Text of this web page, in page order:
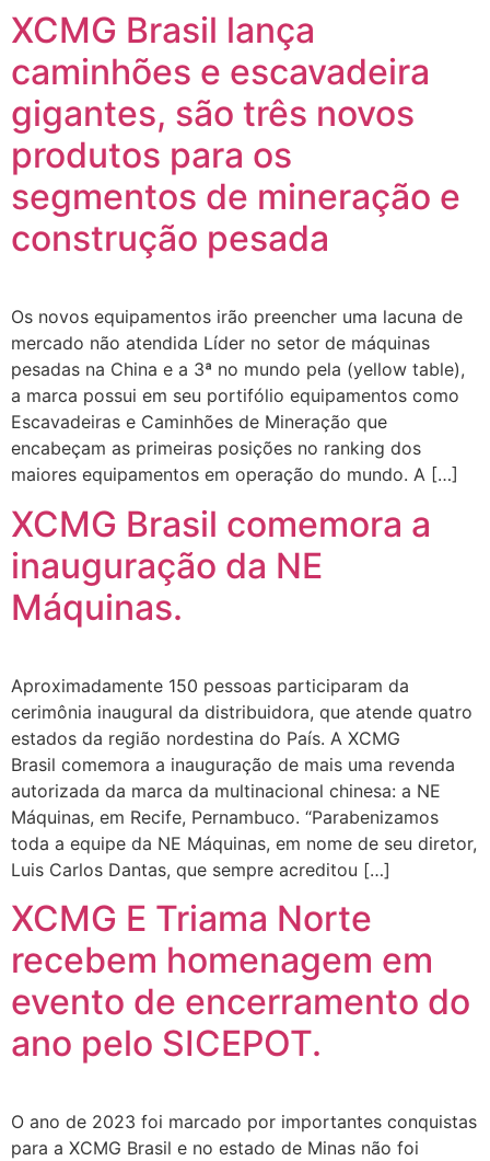
XCMG Brasil lança
caminhões e escavadeira
gigantes, são três novos
produtos para os
segmentos de mineração e
construção pesada
Os novos equipamentos irão preencher uma lacuna de
mercado não atendida Líder no setor de máquinas
pesadas na China e a 3ª no mundo pela (yellow table),
a marca possui em seu portifólio equipamentos como
Escavadeiras e Caminhões de Mineração que
encabeçam as primeiras posições no ranking dos
maiores equipamentos em operação do mundo. A […]
XCMG Brasil comemora a
inauguração da NE
Máquinas.
Aproximadamente 150 pessoas participaram da
cerimônia inaugural da distribuidora, que atende quatro
estados da região nordestina do País. A XCMG
Brasil comemora a inauguração de mais uma revenda
autorizada da marca da multinacional chinesa: a NE
Máquinas, em Recife, Pernambuco. “Parabenizamos
toda a equipe da NE Máquinas, em nome de seu diretor,
Luis Carlos Dantas, que sempre acreditou […]
XCMG E Triama Norte
recebem homenagem em
evento de encerramento do
ano pelo SICEPOT.
O ano de 2023 foi marcado por importantes conquistas
para a XCMG Brasil e no estado de Minas não foi